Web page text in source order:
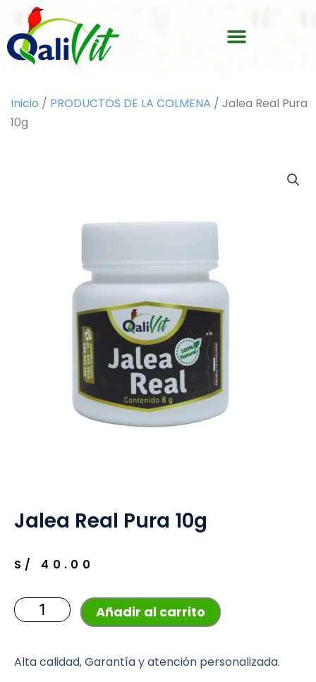
contenido
Menu
Inicio / PRODUCTOS DE LA COLMENA / Jalea Real Pura
10g
Jalea Real Pura 10g
S/ 40.00
Real
Pura
cantidad
Añadir al carrito
Alta calidad, Garantía y atención personalizada.